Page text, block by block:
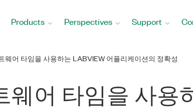
Products Perspectives Support
웨어 타임을 사용하는 LABVIEW 어플리케이션의 정확성
웨어 타임을 사용